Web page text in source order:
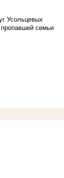
Усольцевых
семьи